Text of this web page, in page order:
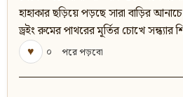
হাহাকার ছড়িয়ে পড়ছে সারা বাড়ির
ড্রইং রুমের পাথরের মূর্তির চোখে সন্ধ্যার
♥
০ পরে পড়বো